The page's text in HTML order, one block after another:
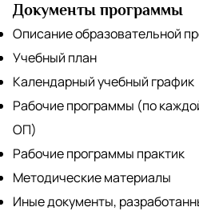
Документы программы
Описание образовательной
Учебный план
Календарный учебный график
Рабочие программы (по
ОП)
Рабочие программы практик
Методические материалы
Иные документы,